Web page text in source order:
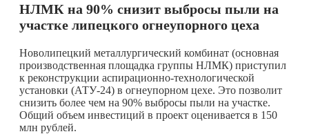
НЛМК на 90% снизит выбросы пыли на
участке липецкого огнеупорного цеха
Новолипецкий металлургический комбинат (основная
производственная площадка группы НЛМК) приступил
к реконструкции аспирационно-технологической
установки (АТУ-24) в огнеупорном цехе. Это позволит
снизить более чем на 90% выбросы пыли на участке.
Общий объем инвестиций в проект оценивается в 150
млн рублей.